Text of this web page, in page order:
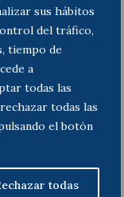
sus hábitos
del tráfico,
tiempo de
a
todas las
todas las
el botón
todas
que sean
al alquiler
en la cuota
la comentada